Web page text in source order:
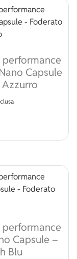
Capsule
Capsule –
Blu